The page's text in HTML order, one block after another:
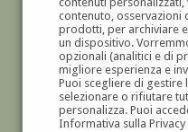
contenuto, osservazioni
prodotti, per archiviare
un dispositivo.
opzionali (analitici e di
migliore esperienza e
Puoi scegliere di gestire
selezionare o rifiutare
personalizza. Puoi
Informativa sulla
DIPINTI E